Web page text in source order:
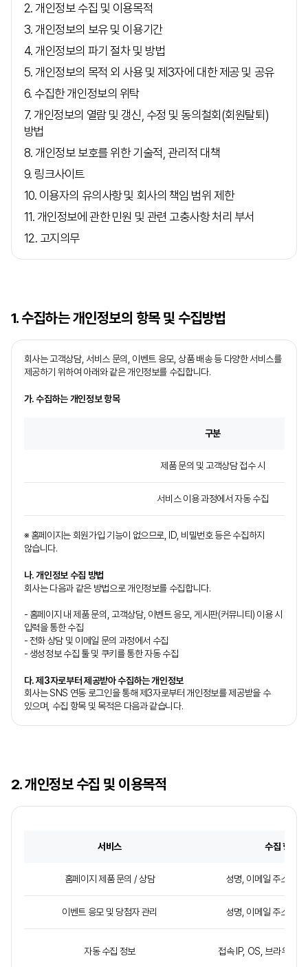
2. 개인정보 수집 및 이용목적
3. 개인정보의 보유 및 이용기간
4. 개인정보의 파기 절차 및 방법
5. 개인정보의 목적 외 사용 및 제3자에 대한 제공 및 공유
6. 수집한 개인정보의 위탁
7. 개인정보의 열람 및 갱신, 수정 및 동의철회(회원탈퇴)
방법
8. 개인정보 보호를 위한 기술적, 관리적 대책
9. 링크사이트
10. 이용자의 유의사항 및 회사의 책임 범위 제한
11. 개인정보에 관한 민원 및 관련 고충사항 처리 부서
12. 고지의무
1. 수집하는 개인정보의 항목 및 수집방법
회사는 고객상담, 서비스 문의, 이벤트 응모, 상품 배송 등 다양한 서비스를
제공하기 위하여 아래와 같은 개인정보를 수집합니다.
가. 수집하는 개인정보 항목
구분
제품 문의 및 고객상담 접수 시
서비스 이용 과정에서 자동 수집
※ 홈페이지는 회원가입 기능이 없으므로, ID, 비밀번호 등은 수집하지
않습니다.
나. 개인정보 수집 방법
회사는 다음과 같은 방법으로 개인정보를 수집합니다.
- 홈페이지 내 제품 문의, 고객상담, 이벤트 응모, 게시판(커뮤니티) 이용 시
입력을 통한 수집
- 전화 상담 및 이메일 문의 과정에서 수집
- 생성정보 수집 툴 및 쿠키를 통한 자동 수집
다. 제3자로부터 제공받아 수집하는 개인정보
회사는 SNS 연동 로그인을 통해 제3자로부터 개인정보를 제공받을 수
있으며, 수집 항목 및 목적은 다음과 같습니다.
2. 개인정보 수집 및 이용목적
서비스 수집 항목
홈페이지 제품 문의 / 상담 성명, 이메일 주소, 연
이벤트 응모 및 당첨자 관리 성명, 이메일 주소, 연
자동 수집 정보 접속 IP, OS, 브라우저